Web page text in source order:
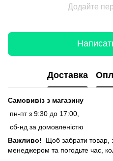
Додайте
Доставка
Самовивіз з магазину
пн-пт з 9:30 до 17:00,
сб-нд за домовленістю
Важливо!
Щоб забрати товар,
менеджером та погодьте час,